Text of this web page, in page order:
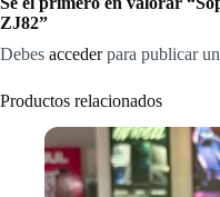
ZJ82”
Debes accederpara publicar
Productos relacionados